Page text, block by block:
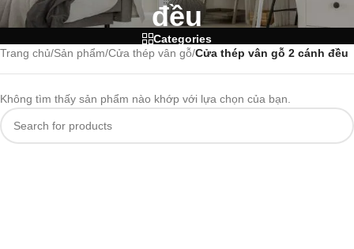
đều
Categories
Trang chủ/Sản phẩm/Cửa thép vân gỗ/Cửa thép vân gỗ 2 cánh đều
Không tìm thấy sản phẩm nào khớp với lựa chọn của bạn.